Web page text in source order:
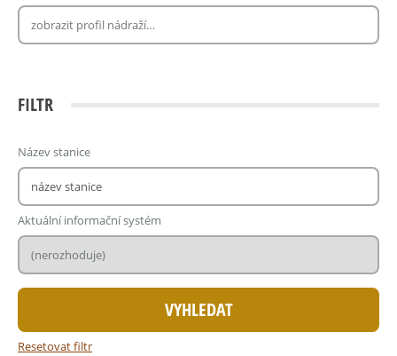
FILTR
Název stanice
Aktuální informační systém
Resetovat filtr